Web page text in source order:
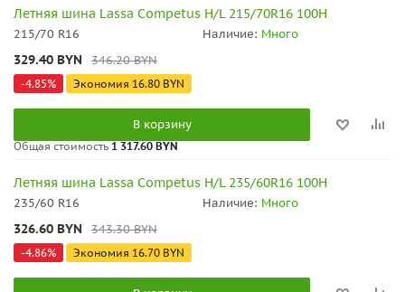
Летняя шина Lassa Competus H/L 215/70R16 100H
215/70 R16 Наличие: Много
329.40 BYN 346.20BYN
-4.85% Экономия 16.80 BYN
В корзину
Общая стоимость 1 317.60 BYN
Летняя шина Lassa Competus H/L 235/60R16 100H
235/60 R16 Наличие: Много
326.60 BYN 343.30BYN
-4.86% Экономия 16.70 BYN